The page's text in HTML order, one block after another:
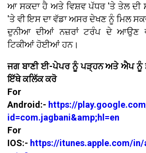
ਆ ਸਕਦਾ ਹੈ ਅਤੇ ਵਿਸ਼ਵ ਪੱਧਰ 'ਤੇ ਤੇਲ ਦੀ
'ਤੇ ਵੀ ਇਸ ਦਾ ਵੱਡਾ ਅਸਰ ਦੇਖਣ ਨੂੰ ਮਿਲ
ਦੁਨੀਆ ਦੀਆਂ ਨਜ਼ਰਾਂ ਟਰੰਪ ਦੇ ਆਉਣ
ਟਿਕੀਆਂ ਹੋਈਆਂ ਹਨ।
ਜਗ ਬਾਣੀ ਈ-ਪੇਪਰ ਨੂੰ ਪੜ੍ਹਨ ਅਤੇ ਐਪ
ਇੱਥੇ ਕਲਿੱਕ ਕਰੋ
For
Android:- https://
id=com.jagbani&amp;hl=en
For
IOS:- https://itunes.apple.com/in/